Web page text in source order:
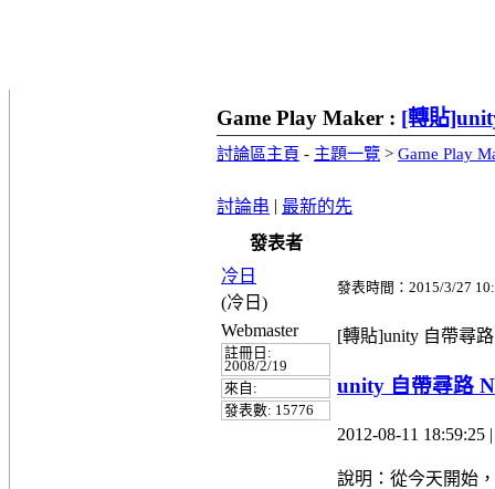
Game Play Maker : [轉貼
討論區主頁 - 主題一覽 > Game Play
討論串 | 最新的先
發表者
冷日
(冷日)
發表時間：2015/3/27
Webmaster
註冊日:
2008/2/19
來自:
發表數: 15776
[轉貼]unity 自帶尋
unity 自帶尋路
2012-08-11 18:59:25
說明：從今天開始